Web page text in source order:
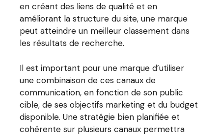
en créant des liens de qualité et en
améliorant la structure du site, une marque
peut atteindre un meilleur classement dans
les résultats de recherche.
Il est important pour une marque d’utiliser
une combinaison de ces canaux de
communication, en fonction de son public
cible, de ses objectifs marketing et du budget
disponible. Une stratégie bien planifiée et
cohérente sur plusieurs canaux permettra